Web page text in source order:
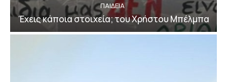
ΠΑΙΔΕΙΑ
Έχεις κάποια στοιχεία; του Χρήστου Μπέλμπα